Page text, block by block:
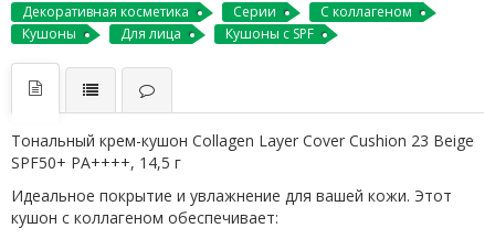
Декоративная косметика
Серии
С коллагеном
Кушоны
Для лица Кушоны с SPF
Тональный крем-кушон Collagen Layer Cover Cushion 23 Beige
SPF50+ PA++++, 14,5 г
Идеальное покрытие и увлажнение для вашей кожи. Этот
кушон с коллагеном обеспечивает: